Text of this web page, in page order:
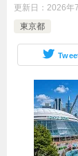
更新日： 2026年
東京都